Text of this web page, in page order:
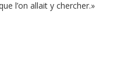
l’on allait y chercher.»